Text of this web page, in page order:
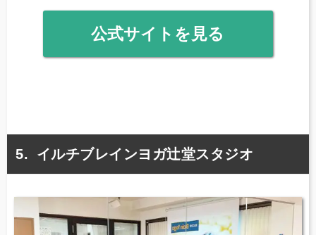
公式サイトを見る
イルチブレインヨガ辻堂スタジオ